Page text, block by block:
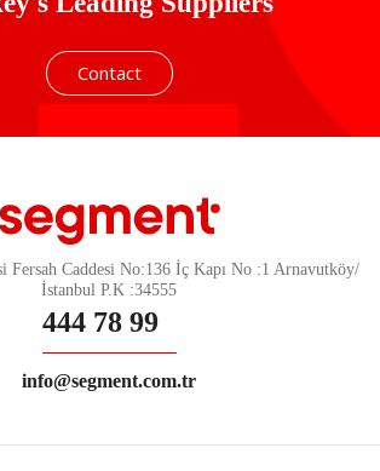
Contact
Fersah Caddesi No:136 İç Kapı No :1 Arnavutköy/
İstanbul P.K :34555
444 78 99
info@segment.com.tr